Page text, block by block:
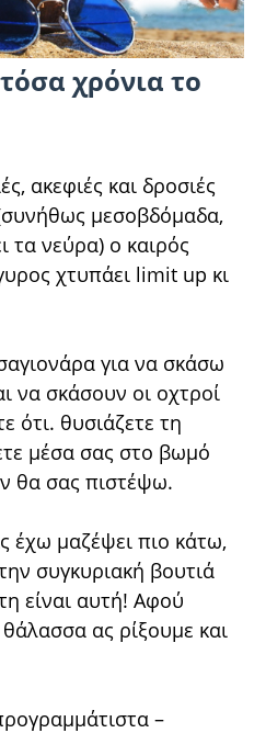
χρόνια το
ακεφιές και δροσιές
μεσοβδόμαδα,
τα νεύρα) ο καιρός
χτυπάει limit up κι
για να σκάσω
να σκάσουν οι οχτροί
ότι. θυσιάζετε τη
μέσα σας στο βωμό
θα σας πιστέψω.
έχω μαζέψει πιο κάτω,
συγκυριακή βουτιά
είναι αυτή! Αφού
ας ρίξουμε και
–